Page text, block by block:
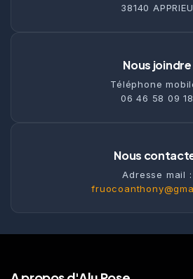
38140 APPRIEU
Nous joindre
Téléphone
06 46 58 09 18
Nous
Adresse mail :